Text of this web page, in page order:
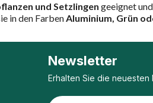
und Setzlingen geeignet
in den FarbenAluminium, Grün
Newsletter
Erhalten Sie die neuesten